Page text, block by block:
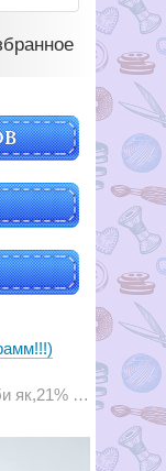
1г) 07 хаки к2а